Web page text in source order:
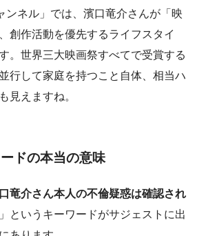
ンネル」では、濱口竜介さんが「映
創作活動を優先するライフスタイ
。世界三大映画祭すべてで受賞する
行して家庭を持つこと自体、相当ハ
見えますね。
ードの本当の意味
竜介さん本人の不倫疑惑は確認され
というキーワードがサジェストに出